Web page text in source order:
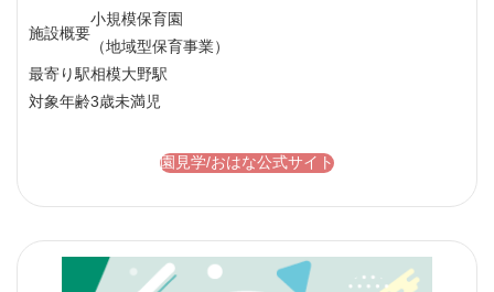
施設概要
小規模保育園
（地域型保育事業）
最寄り駅相模大野駅
対象年齢3歳未満児
園見学/おはな公式サイト